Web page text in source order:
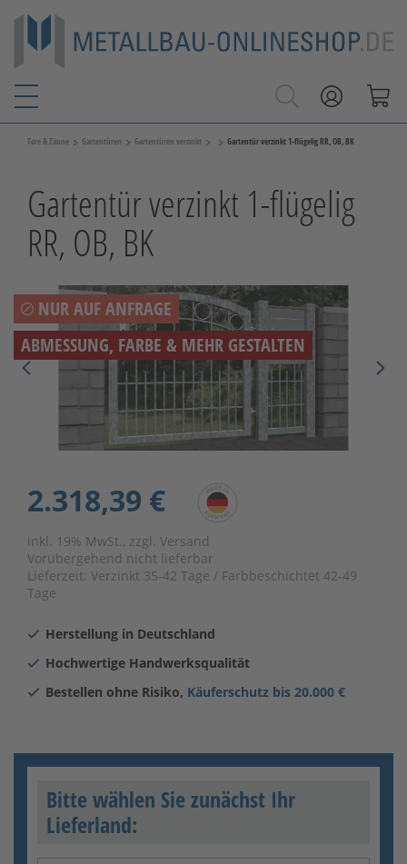
Tore & Zäune > Gartentüren > Gartentüren verzinkt > > Gartentür verzinkt 1-flügelig RR, OB, BK
Gartentür verzinkt 1-flügelig
RR, OB, BK
NUR AUF ANFRAGE
ABMESSUNG, FARBE & MEHR GESTALTEN
2.318,39 €
inkl. 19% MwSt., zzgl. Versand
Vorübergehend nicht lieferbar
Lieferzeit: Verzinkt 35-42 Tage / Farbbeschichtet 42-49
Tage
Herstellung in Deutschland
Hochwertige Handwerksqualität
Bestellen ohne Risiko, Käuferschutz bis 20.000 €
Bitte wählen Sie zunächst Ihr
Lieferland: